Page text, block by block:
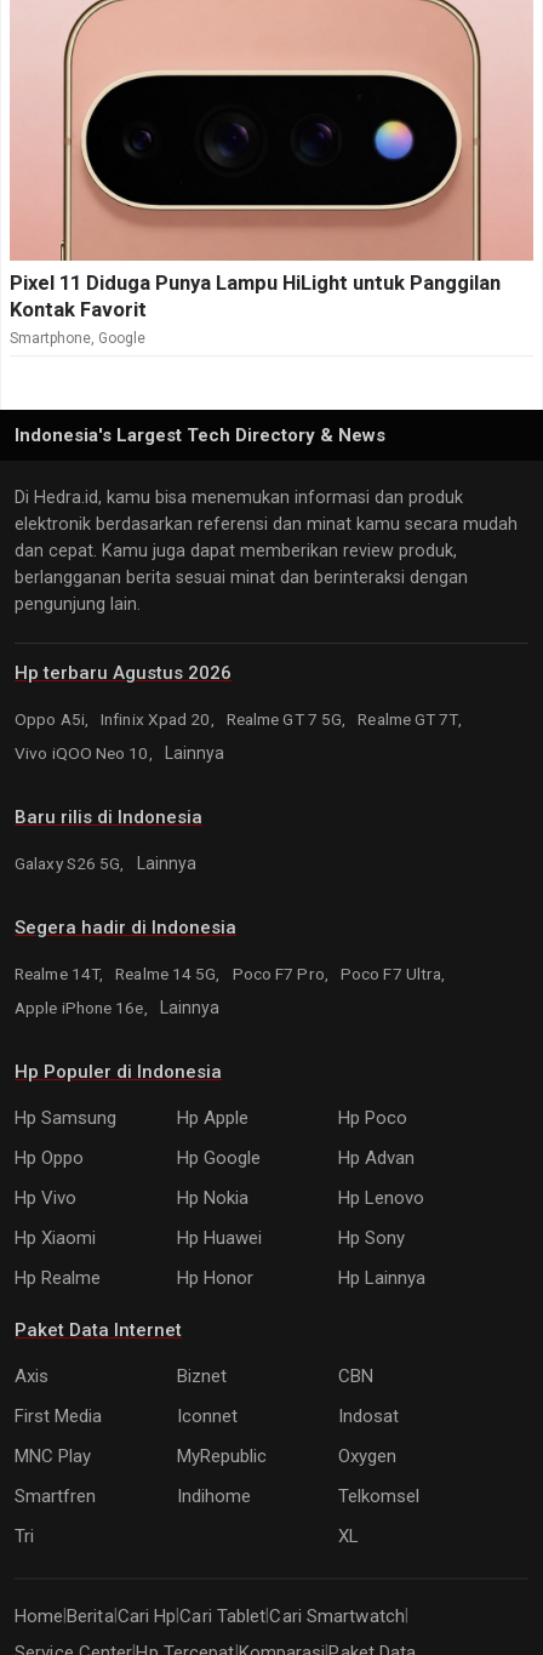
Pixel 11 Diduga Punya Lampu HiLight untuk Panggilan
Kontak Favorit
Smartphone Google
Indonesia's Largest Tech Directory & News
Di Hedra.id, kamu bisa menemukan informasi dan produk
elektronik berdasarkan referensi dan minat kamu secara mudah
dan cepat. Kamu juga dapat memberikan review produk,
berlangganan berita sesuai minat dan berinteraksi dengan
pengunjung lain.
Hp terbaru Agustus 2026
Oppo A5i, Infinix Xpad 20, Realme GT 7 5G,
Realme GT 7T,
Vivo iQOO Neo 10,
Lainnya
Baru rilis di Indonesia
Galaxy S26 5G, Lainnya
Segera hadir di Indonesia
Realme 14T, Realme 14 5G, Poco F7 Pro,
Poco F7 Ultra,
Apple iPhone 16e,
Lainnya
Hp Populer di Indonesia
Hp Samsung Hp Apple
Hp Poco
Hp Oppo
Hp Google
Hp Advan
Hp Vivo
Hp Nokia
Hp Lenovo
Hp Xiaomi
Hp Huawei
Hp Sony
Hp Realme
Hp Honor Hp Lainnya
Paket Data Internet
Axis Biznet
CBN
First Media
Iconnet
Indosat
MNC Play
MyRepublic
Oxygen
Smartfren
Indihome
Telkomsel
Tri
XL
Home BeritaCari Hp |Cari Tablet|Cari Smartwatch